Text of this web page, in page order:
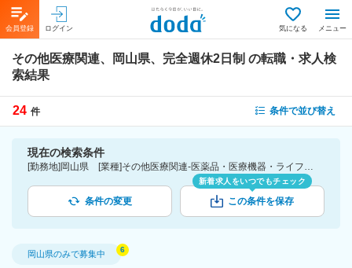
会員登録 ログイン 気になる メニュー
その他医療関連、岡山県、完全週休2日制 の転職・求人検
索結果
24 件 条件で並び替え
現在の検索条件
[勤務地]岡山県 [業種]その他医療関連-医薬品・医療機器・ライフサイエンス・医療系サービス [こだわり条件ピックアップ]完全週休2日制 [詳細条件](休日・働き方)完全週休2日制
条件の変更
新着求人をいつでもチェック
この条件を保存
岡山県のみで募集中